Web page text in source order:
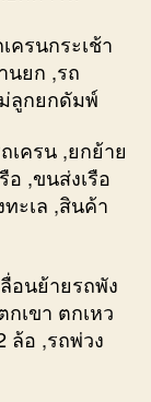
ครนกระเช้า
นยก ,รถ
ลูกยกดัมพ์
เครน ,ยกย้าย
อ ,ขนส่งเรือ
ะเล ,สินค้า
อนย้ายรถพัง
เขา ตกเหว
ล้อ ,รถพ่วง